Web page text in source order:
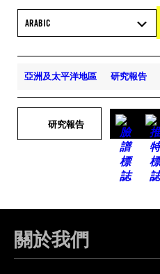
ARABIC
亞洲及太平洋地區 研究報告
研究報告
關於我們